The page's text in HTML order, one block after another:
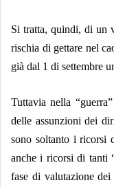
Si tratta, quindi, di un
rischia di gettare nel
già dal 1 di settembre
Tuttavia nella
delle assunzioni dei
sono soltanto i ricorsi
anche i ricorsi di tanti
fase di valutazione